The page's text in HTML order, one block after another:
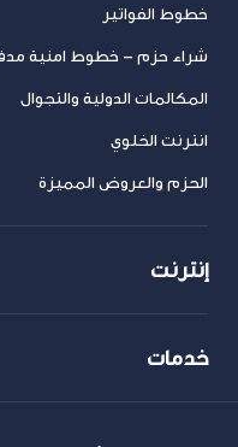
خطوط الفواتير
شراء حزم – خطوط امنية
المكالمات الدولية والتجوال
انترنت الخلوي
الحزم والعروض المميزة
إنترنت
خدمات